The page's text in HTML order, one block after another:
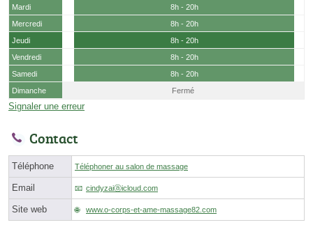
Mardi
8h - 20h
Mercredi
8h - 20h
Jeudi
8h - 20h
Vendredi
8h - 20h
Samedi
8h - 20h
Dimanche
Fermé
Signaler une erreur
Contact
Téléphone Téléphoner au salon de massage
Email cindyzaiⓐicloud.com
Site web www.o-corps-et-ame-massage82.com